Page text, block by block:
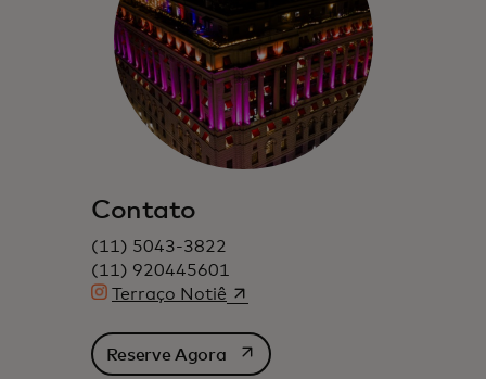
Contato
(11) 5043-3822
(11) 920445601
Terraço Notiê abre em uma nova guia
Reserve Agoraabre em uma nova guia